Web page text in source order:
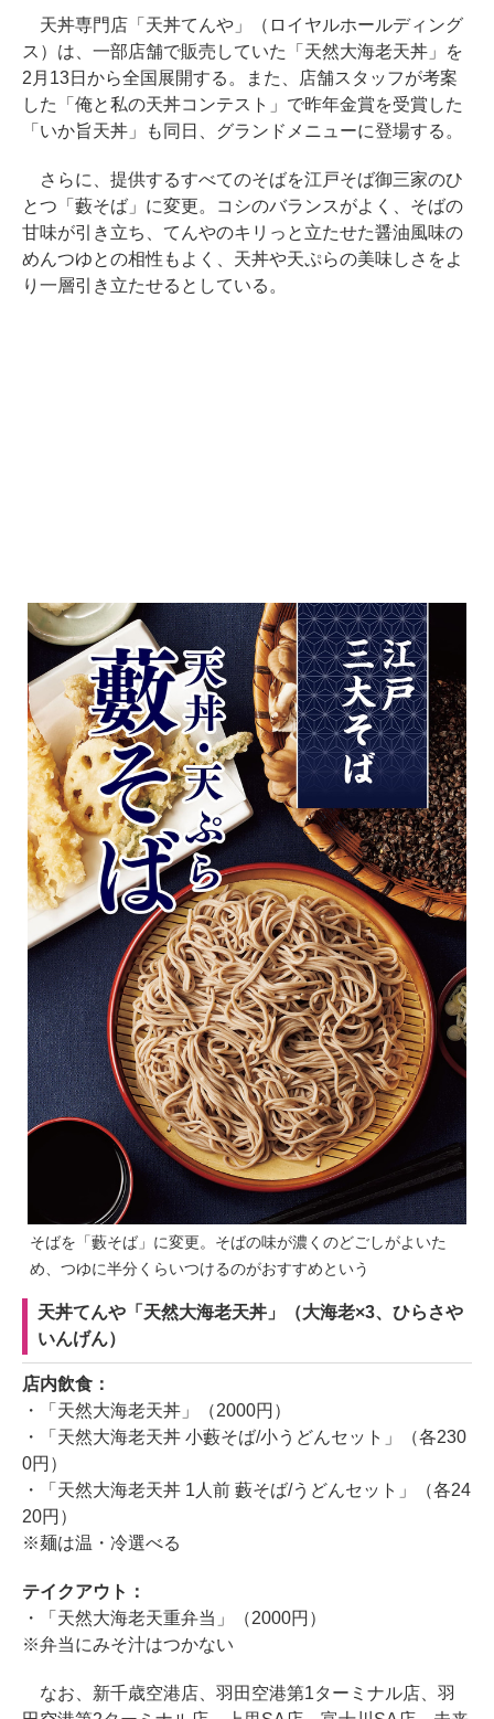
天丼専門店「天丼てんや」（ロイヤルホールディング
ス）は、一部店舗で販売していた「天然大海老天丼」を
2月13日から全国展開する。また、店舗スタッフが考案
した「俺と私の天丼コンテスト」で昨年金賞を受賞した
「いか旨天丼」も同日、グランドメニューに登場する。
さらに、提供するすべてのそばを江戸そば御三家のひ
とつ「藪そば」に変更。コシのバランスがよく、そばの
甘味が引き立ち、てんやのキリっと立たせた醤油風味の
めんつゆとの相性もよく、天丼や天ぷらの美味しさをよ
り一層引き立たせるとしている。
そばを「藪そば」に変更。そばの味が濃くのどごしがよいた
め、つゆに半分くらいつけるのがおすすめという
天丼てんや「天然大海老天丼」（大海老×3、ひらさや
いんげん）
店内飲食：
・「天然大海老天丼」（2000円）
・「天然大海老天丼 小藪そば/小うどんセット」（各230
0円）
・「天然大海老天丼 1人前 藪そば/うどんセット」（各24
20円）
※麺は温・冷選べる
テイクアウト：
・「天然大海老天重弁当」（2000円）
※弁当にみそ汁はつかない
なお、新千歳空港店、羽田空港第1ターミナル店、羽